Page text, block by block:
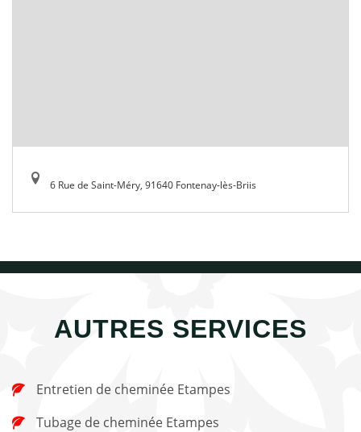
6 Rue de Saint-Méry, 91640 Fontenay-lès-Briis
AUTRES SERVICES
Entretien de cheminée Etampes
Tubage de cheminée Etampes